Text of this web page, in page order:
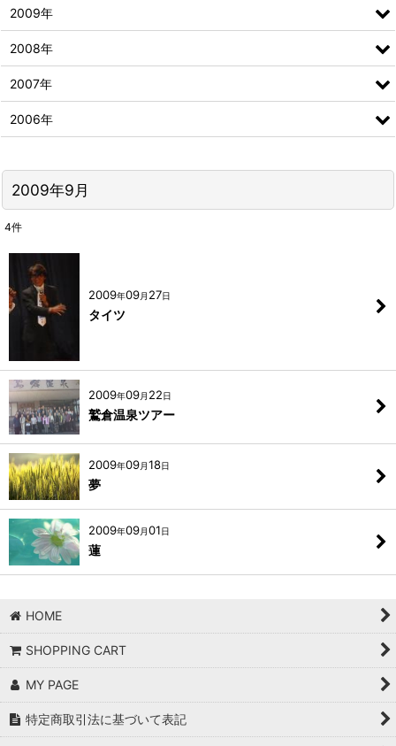
2009年9月
4件
2009年09月 27日
タイツ
2009年09月 22日
鷲倉温泉ツアー
2009年09月18日
夢
2009年09月01日
蓮
2009年
2008年
2007年
2006年
HOME
SHOPPING CART
MY PAGE
特定商取引法に基づいて表記